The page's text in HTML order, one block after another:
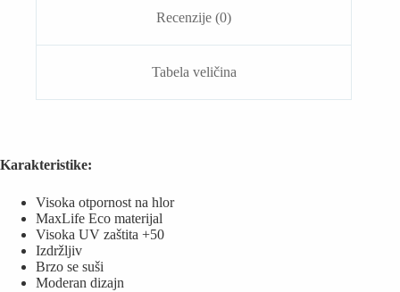
Recenzije (0)
Tabela veličina
Karakteristike:
Visoka otpornost na hlor
MaxLife Eco materijal
Visoka UV zaštita +50
Izdržljiv
Brzo se suši
Moderan dizajn